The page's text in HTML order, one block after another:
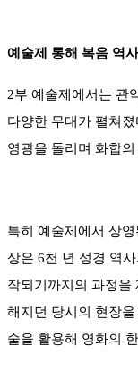
예술제 통해 복음 역
2부 예술제에서는 관
다양한 무대가 펼쳐
영광을 돌리며 화합
특히 예술제에서 상
상은 6천 년 성경 역
작되기까지의 과정을
해지던 당시의 현장
술을 활용해 영화의